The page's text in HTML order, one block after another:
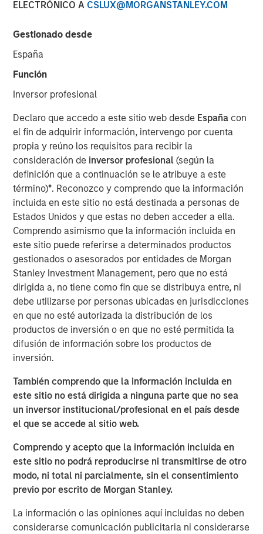
ELECTRÓNICO A CSLUX@MORGANSTANLEY.COM
Gestionado desde
España
Función
Inversor profesional
Declaro que accedo a este sitio web desde España con
el fin de adquirir información, intervengo por cuenta
propia y reúno los requisitos para recibir la
consideración de inversor profesional(según la
definición que a continuación se le atribuye a este
término)*. Reconozco y comprendo que la información
incluida en este sitio no está destinada a personas de
Estados Unidos y que estas no deben acceder a ella.
Comprendo asimismo que la información incluida en
este sitio puede referirse a determinados productos
gestionados o asesorados por entidades de Morgan
Stanley Investment Management, pero que no está
dirigida a, no tiene como fin que se distribuya entre, ni
debe utilizarse por personas ubicadas en jurisdicciones
en que no esté autorizada la distribución de los
productos de inversión o en que no esté permitida la
difusión de información sobre los productos de
inversión.
También comprendo que la información incluida en
este sitio no está dirigida a ninguna parte que no sea
un inversor institucional/profesional en el país desde
el que se accede al sitio web.
Comprendo y acepto que la información incluida en
este sitio no podrá reproducirse ni transmitirse de otro
modo, ni total ni parcialmente, sin el consentimiento
previo por escrito de Morgan Stanley.
La información o las opiniones aquí incluidas no deben
considerarse comunicación publicitaria ni considerarse
Amay Hattangadi
Rose Kim
Since President Lee Jae-Myung took office earlier this
year, the MSCI Korea Index has climbed 48% year-to-date
(through September 30)—the strongest performance
among major Asian indices. Investor enthusiasm has
been fueled by the administration’s reform agenda and
the bold pledge to deliver “KOSPI 5000.” The
government’s early actions, such as reviving the Value-
Up initiative and tightening governance rules, have
clearly restored confidence after a turbulent 2024. Yet
history cautions against taking political index targets at
face value. The country’s trump card remains its
structural strengths in technology, artificial intelligence
and new energy supply chains that anchor its long-term
growth story. While Value-Up laid the foundation, and AI
the so-called “Korea discount” may be running ahead of
actual progress. In our view, the direction of reform is
encouraging and long overdue, but the rally is more than
mere political rhetoric, rooted in the strength of
strategically resilient sectors and companies.
Download the Paper – Korea’s Value-Up
2.0: Only Half the Story
Emerging Markets Equity Team